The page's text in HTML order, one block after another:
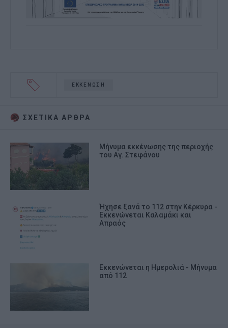
ΕΚΚΕΝΩΣΗ
ΣΧΕΤΙΚA AΡΘΡΑ
Μήνυμα εκκένωσης της περιοχής
του Αγ. Στεφάνου
Ήχησε ξανά το 112 στην Κέρκυρα -
Εκκενώνεται Καλαμάκι και
Απραός
Εκκενώνεται η Ημερολιά - Μήνυμα
από 112